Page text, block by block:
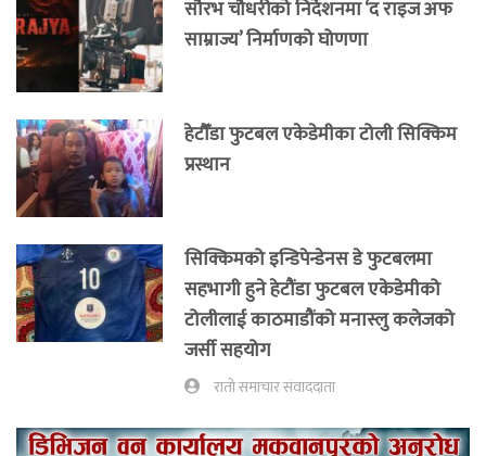
सौरभ चौधरीको निर्देशनमा ‘द राइज अफ
साम्राज्य’ निर्माणको घोणणा
हेटौँडा फुटबल एकेडेमीका टोली सिक्किम
प्रस्थान
सिक्किमको इन्डिपेन्डेनस डे फुटबलमा
सहभागी हुने हेटौंडा फुटबल एकेडेमीको
टोलीलाई काठमाडौंको मनास्लु कलेजको
जर्सी सहयोग
रातो समाचार संवाददाता